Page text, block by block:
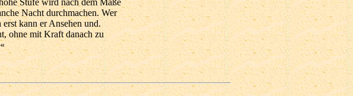
Stufe wird nach dem Maße
Nacht durchmachen. Wer
kann er Ansehen und.
ohne mit Kraft danach zu